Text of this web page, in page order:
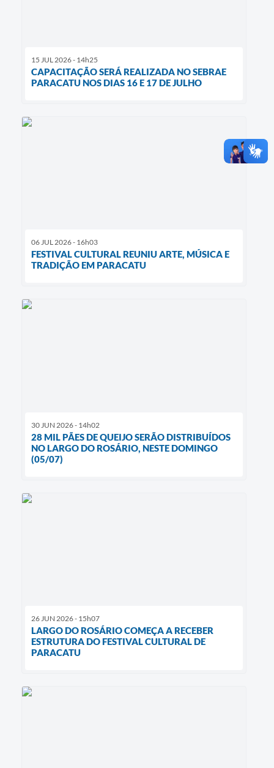
15 JUL 2026 - 14h25
CAPACITAÇÃO SERÁ REALIZADA NO SEBRAE
PARACATU NOS DIAS 16 E 17 DE JULHO
06 JUL 2026 - 16h03
FESTIVAL CULTURAL REUNIU ARTE, MÚSICA E
TRADIÇÃO EM PARACATU
30 JUN 2026 - 14h02
28 MIL PÃES DE QUEIJO SERÃO DISTRIBUÍDOS
NO LARGO DO ROSÁRIO, NESTE DOMINGO
(05/07)
26 JUN 2026 - 15h07
LARGO DO ROSÁRIO COMEÇA A RECEBER
ESTRUTURA DO FESTIVAL CULTURAL DE
PARACATU